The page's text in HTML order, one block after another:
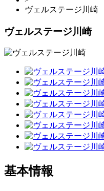
ヴェルステージ川崎
ヴェルステージ川崎
基本情報